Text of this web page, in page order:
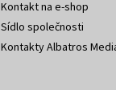
Kontakt na e-shop
Sídlo společnosti
Kontakty Albatros